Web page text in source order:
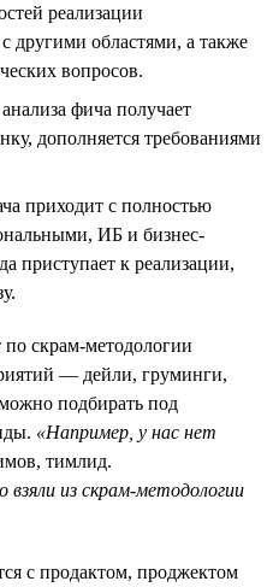
реализации
другими областями, а также
вопросов.
фича получает
дополняется требованиями
приходит с полностью
ИБ и бизнес-
приступает к реализации,
скрам-методологии
— дейли, груминги,
подбирать под
«Например, у нас нет
тимлид.
из скрам-методологии
с продактом, проджектом